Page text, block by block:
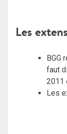
Les
BGG
faut
2011
Les